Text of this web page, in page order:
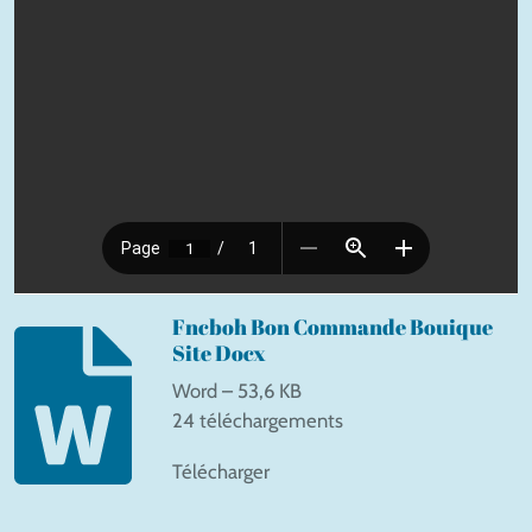
Fncboh Bon Commande Bouique
Site Docx
Word – 53,6 KB
24 téléchargements
Télécharger